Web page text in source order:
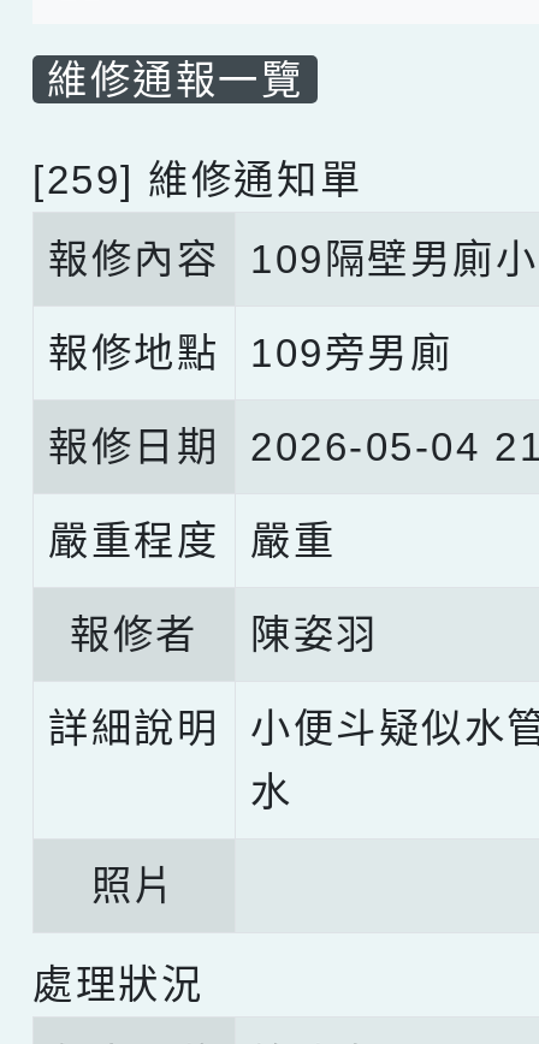
維修通報一覽
[259] 維修通知單
報修內容
109隔壁男廁
報修地點 109旁男廁
報修日期 2026-05-04
嚴重程度 嚴重
報修者 陳姿羽
詳細說明
小便斗疑似水
水
照片
處理狀況